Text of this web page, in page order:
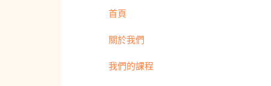
首頁
關於我們
我們的課程